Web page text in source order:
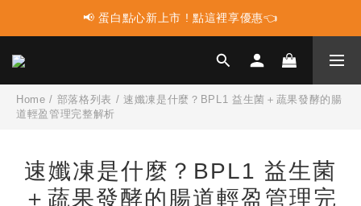
📢 蛋白點心新上市 ! 點這裡享優惠👈
📢 蛋白點心新上市 ! 點這裡享優惠👈
📢 多件組合任選2件再享9折優惠🤩最高可省$3000元！
Home / 部落格列表 /速孅凍是什麼？BPL1 益生菌＋蔬果發酵的腸
道輕盈管理完整解析
速孅凍是什麼？BPL1 益生菌
＋蔬果發酵的腸道輕盈管理完